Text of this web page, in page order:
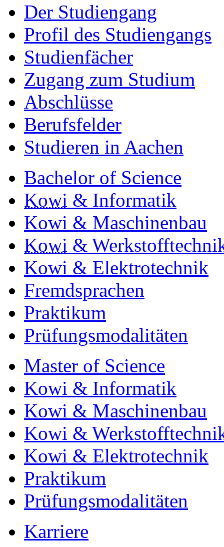
Der Studiengang
Profil des Studiengangs
Studienfächer
Zugang zum Studium
Abschlüsse
Berufsfelder
Studieren in Aachen
Bachelor of Science
Kowi & Informatik
Kowi & Maschinenbau
Kowi &
Kowi & Elektrotechnik
Fremdsprachen
Praktikum
Prüfungsmodalitäten
Master of Science
Kowi & Informatik
Kowi & Maschinenbau
Kowi &
Kowi & Elektrotechnik
Praktikum
Prüfungsmodalitäten
Karriere